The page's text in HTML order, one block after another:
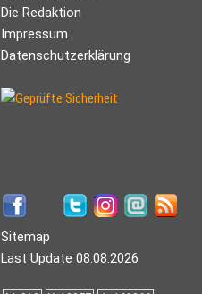
Die Redaktion
Impressum
Datenschutzerklärung
Sitemap
Last Update 08.08.2026